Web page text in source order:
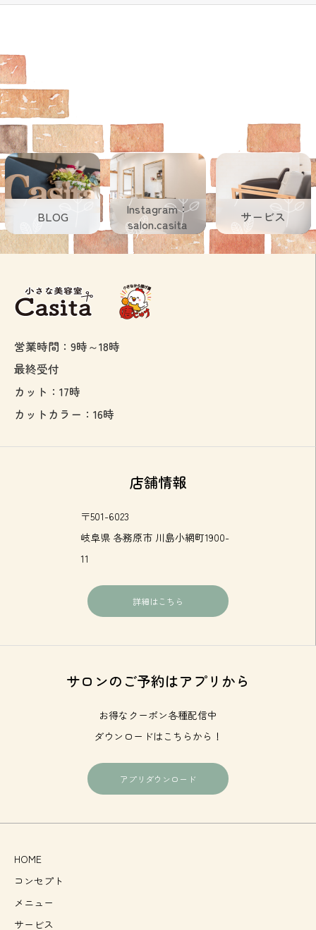
BLOG
Instagram：
salon.casita
サービス
営業時間：9時～18時
最終受付
カット：17時
カットカラー：16時
店舗情報
〒501-6023
岐阜県 各務原市 川島小網町1900-
11
詳細はこちら
サロンのご予約はアプリから
お得なクーポン各種配信中
ダウンロードはこちらから！
アプリダウンロード
HOME
コンセプト
メニュー
サービス